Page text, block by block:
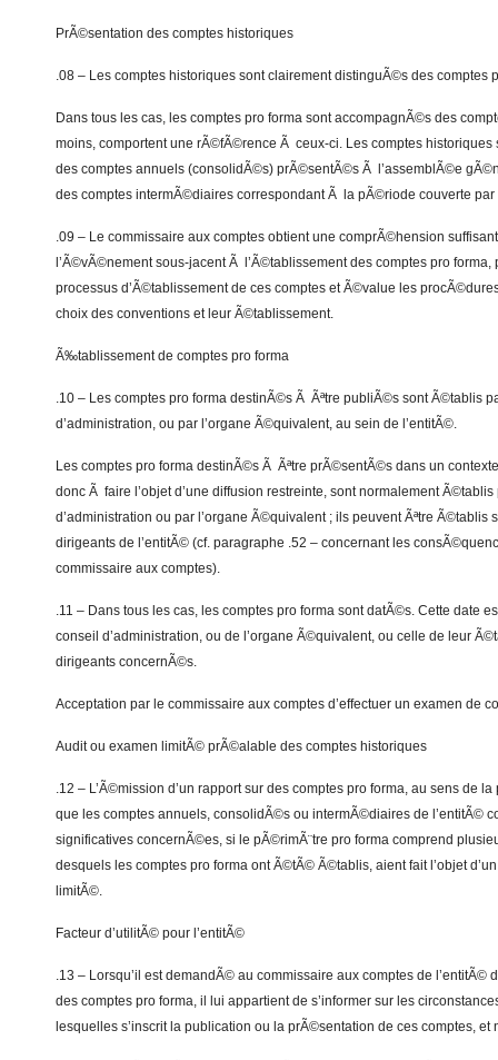
PrÃ©sentation des comptes historiques
.08 – Les comptes historiques sont clairement distinguÃ©s des comptes
Dans tous les cas, les comptes pro forma sont accompagnÃ©s des
moins, comportent une rÃ©fÃ©rence Ã ceux-ci. Les comptes historiques
des comptes annuels (consolidÃ©s) prÃ©sentÃ©s Ã l’assemblÃ©e
des comptes intermÃ©diaires correspondant Ã la pÃ©riode couverte par
.09 – Le commissaire aux comptes obtient une comprÃ©hension
l’Ã©vÃ©nement sous-jacent Ã l’Ã©tablissement des comptes pro
processus d’Ã©tablissement de ces comptes et Ã©value les
choix des conventions et leur Ã©tablissement.
Ã‰tablissement de comptes pro forma
.10 – Les comptes pro forma destinÃ©s Ã Ãªtre publiÃ©s sont Ã©tablis
d’administration, ou par l’organe Ã©quivalent, au sein de l’entitÃ©.
Les comptes pro forma destinÃ©s Ã Ãªtre prÃ©sentÃ©s dans un
donc Ã faire l’objet d’une diffusion restreinte, sont normalement
d’administration ou par l’organe Ã©quivalent ; ils peuvent Ãªtre
dirigeants de l’entitÃ© (cf. paragraphe .52 – concernant les
commissaire aux comptes).
.11 – Dans tous les cas, les comptes pro forma sont datÃ©s. Cette date
conseil d’administration, ou de l’organe Ã©quivalent, ou celle de leur
dirigeants concernÃ©s.
Acceptation par le commissaire aux comptes d’effectuer un examen de
Audit ou examen limitÃ© prÃ©alable des comptes historiques
.12 – L’Ã©mission d’un rapport sur des comptes pro forma, au sens de
que les comptes annuels, consolidÃ©s ou intermÃ©diaires de l’entitÃ©
significatives concernÃ©es, si le pÃ©rimÃ¨tre pro forma comprend
desquels les comptes pro forma ont Ã©tÃ© Ã©tablis, aient fait l’objet
limitÃ©.
Facteur d’utilitÃ© pour l’entitÃ©
.13 – Lorsqu’il est demandÃ© au commissaire aux comptes de l’entitÃ©
des comptes pro forma, il lui appartient de s’informer sur les
lesquelles s’inscrit la publication ou la prÃ©sentation de ces comptes, et